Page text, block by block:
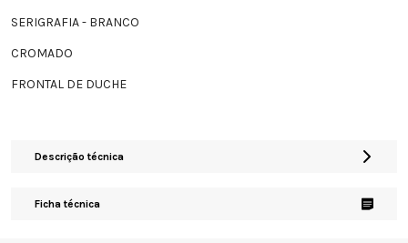
SERIGRAFIA - BRANCO
CROMADO
FRONTAL DE DUCHE
Descrição técnica
Ficha técnica